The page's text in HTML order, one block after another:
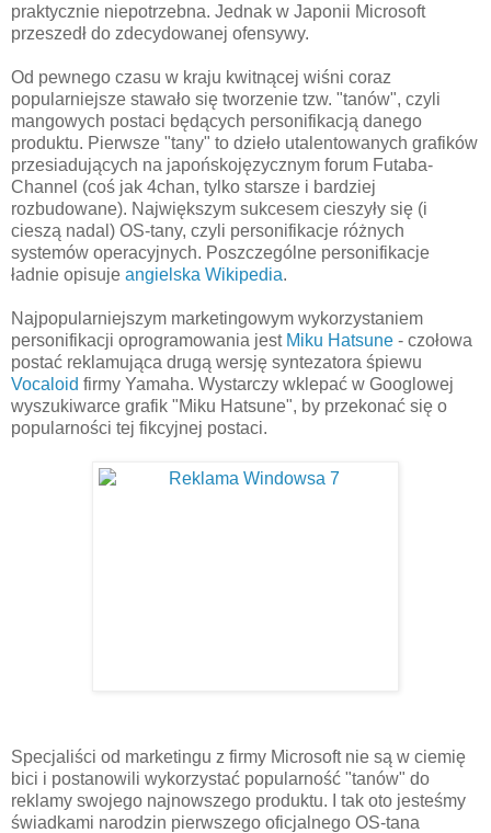
praktycznie niepotrzebna. Jednak w Japonii Microsoft
przeszedł do zdecydowanej ofensywy.
Od pewnego czasu w kraju kwitnącej wiśni coraz
popularniejsze stawało się tworzenie tzw. "tanów", czyli
mangowych postaci będących personifikacją danego
produktu. Pierwsze "tany" to dzieło utalentowanych grafików
przesiadujących na japońskojęzycznym forum Futaba-
Channel (coś jak 4chan, tylko starsze i bardziej
rozbudowane). Największym sukcesem cieszyły się (i
cieszą nadal) OS-tany, czyli personifikacje różnych
systemów operacyjnych. Poszczególne personifikacje
ładnie opisuje angielska Wikipedia.
Najpopularniejszym marketingowym wykorzystaniem
personifikacji oprogramowania jest Miku Hatsune - czołowa
postać reklamująca drugą wersję syntezatora śpiewu
Vocaloid firmy Yamaha. Wystarczy wklepać w Googlowej
wyszukiwarce grafik "Miku Hatsune", by przekonać się o
popularności tej fikcyjnej postaci.
Specjaliści od marketingu z firmy Microsoft nie są w ciemię
bici i postanowili wykorzystać popularność "tanów" do
reklamy swojego najnowszego produktu. I tak oto jesteśmy
świadkami narodzin pierwszego oficjalnego OS-tana